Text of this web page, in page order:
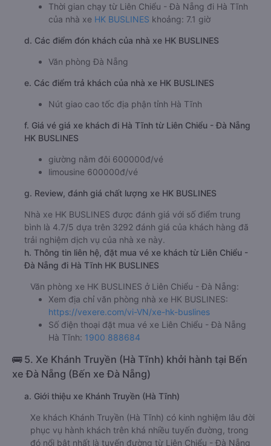
20:30
Giờ đến nơi ở Hà Tĩnh: 02:36, 14:06, 15:06, 23:06,
00:06, 01:06, 01:36, 02:37, 03:06, 03:36
của nhà xeHK BUSLINES
d. Các điểm đón khách của nhà xe HK BUSLINES
Văn phòng Đà Nẵng
e. Các điểm trả khách của nhà xe HK BUSLINES
f. Giá vé giá xe khách đi Hà Tĩnh từ Liên Chiểu - Đà Nẵng
limousine 600000đ/vé
g. Review, đánh giá chất lượng xe HK BUSLINES
Nhà xe HK BUSLINES được đánh giá với số điểm trung
bình là 4.7/5 dựa trên 3292 đánh giá của khách hàng đã
trải nghiệm dịch vụ của nhà xe này.
h. Thông tin liên hệ, đặt mua vé xe khách từ Liên Chiểu -
Đà Nẵng đi Hà Tĩnh HK BUSLINES
Văn phòng xe HK BUSLINES ở Liên Chiểu - Đà Nẵng:
Xem địa chỉ văn phòng nhà xe HK BUSLINES:
https://vexere.com/vi-VN/xe-hk-buslines
Số điện thoại đặt mua vé xe Liên Chiểu - Đà Nẵng
Hà Tĩnh:1900 888684
🚌 5. Xe Khánh Truyền (Hà Tĩnh) khởi hành tại Bến
xe Đà Nẵng (Bến xe Đà Nẵng)
a. Giới thiệu xe Khánh Truyền (Hà Tĩnh)